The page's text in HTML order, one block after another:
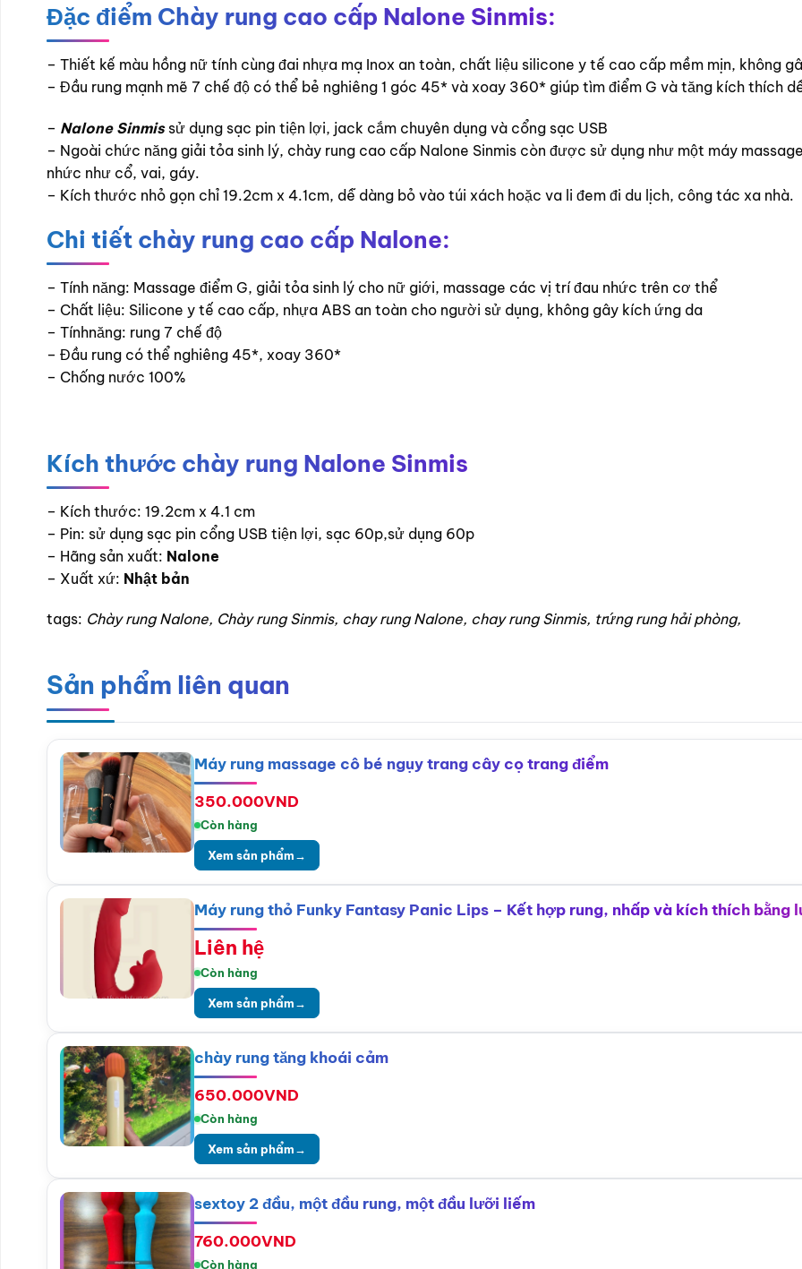
Đặc điểm Chày rung cao cấp Nalone Sinmis:
– Thiết kế màu hồng nữ tính cùng đai nhựa mạ Inox an toàn, chất liệu silicone y tế cao cấp mềm mịn, không
– Đầu rung mạnh mẽ 7 chế độ có thể bẻ nghiêng 1 góc 45* và xoay 360* giúp tìm điểm G và tăng kích thích
– Nalone Sinmissử dụng sạc pin tiện lợi, jack cắm chuyên dụng và cổng sạc USB
– Ngoài chức năng giải tỏa sinh lý, chày rung cao cấp Nalone Sinmis còn được sử dụng như một máy
nhức như cổ, vai, gáy.
– Kích thước nhỏ gọn chỉ 19.2cm x 4.1cm, dễ dàng bỏ vào túi xách hoặc va li đem đi du lịch, công tác xa nhà.
Chi tiết chày rung cao cấp Nalone:
– Tính năng: Massage điểm G, giải tỏa sinh lý cho nữ giới, massage các vị trí đau nhức trên cơ thể
– Chất liệu: Silicone y tế cao cấp, nhựa ABS an toàn cho người sử dụng, không gây kích ứng da
– Tínhnăng: rung 7 chế độ
– Đầu rung có thể nghiêng 45*, xoay 360*
– Chống nước 100%
Kích thước chày rung Nalone Sinmis
– Kích thước: 19.2cm x 4.1 cm
– Pin: sử dụng sạc pin cổng USB tiện lợi, sạc 60p,sử dụng 60p
– Hãng sản xuất: Nalone
– Xuất xứ: Nhật bản
tags: Chày rung Nalone, Chày rung Sinmis, chay rung Nalone, chay rung Sinmis, trứng rung hải phòng,
Sản phẩm liên quan
Máy rung massage cô bé ngụy trang cây cọ trang điểm
350.000VND
Còn hàng
Xem sản phẩm→
Máy rung thỏ Funky Fantasy Panic Lips – Kết hợp rung, nhấp và kích thích bằng
Liên hệ
Còn hàng
Xem sản phẩm→
chày rung tăng khoái cảm
650.000VND
Còn hàng
Xem sản phẩm→
sextoy 2 đầu, một đầu rung, một đầu lưỡi liếm
760.000VND
Còn hàng